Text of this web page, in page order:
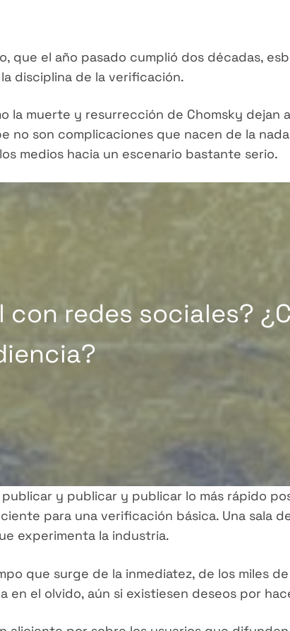
que el año pasado cumplió dos décadas,
disciplina de la verificación.
muerte y resurrección de Chomsky dejan
no son complicaciones que nacen de la
medios hacia un escenario bastante serio.
redes sociales?
y publicar y publicar lo más rápido
para una verificación básica. Una sala
experimenta la industria.
que surge de la inmediatez, de los miles
el olvido, aún si existiesen deseos por